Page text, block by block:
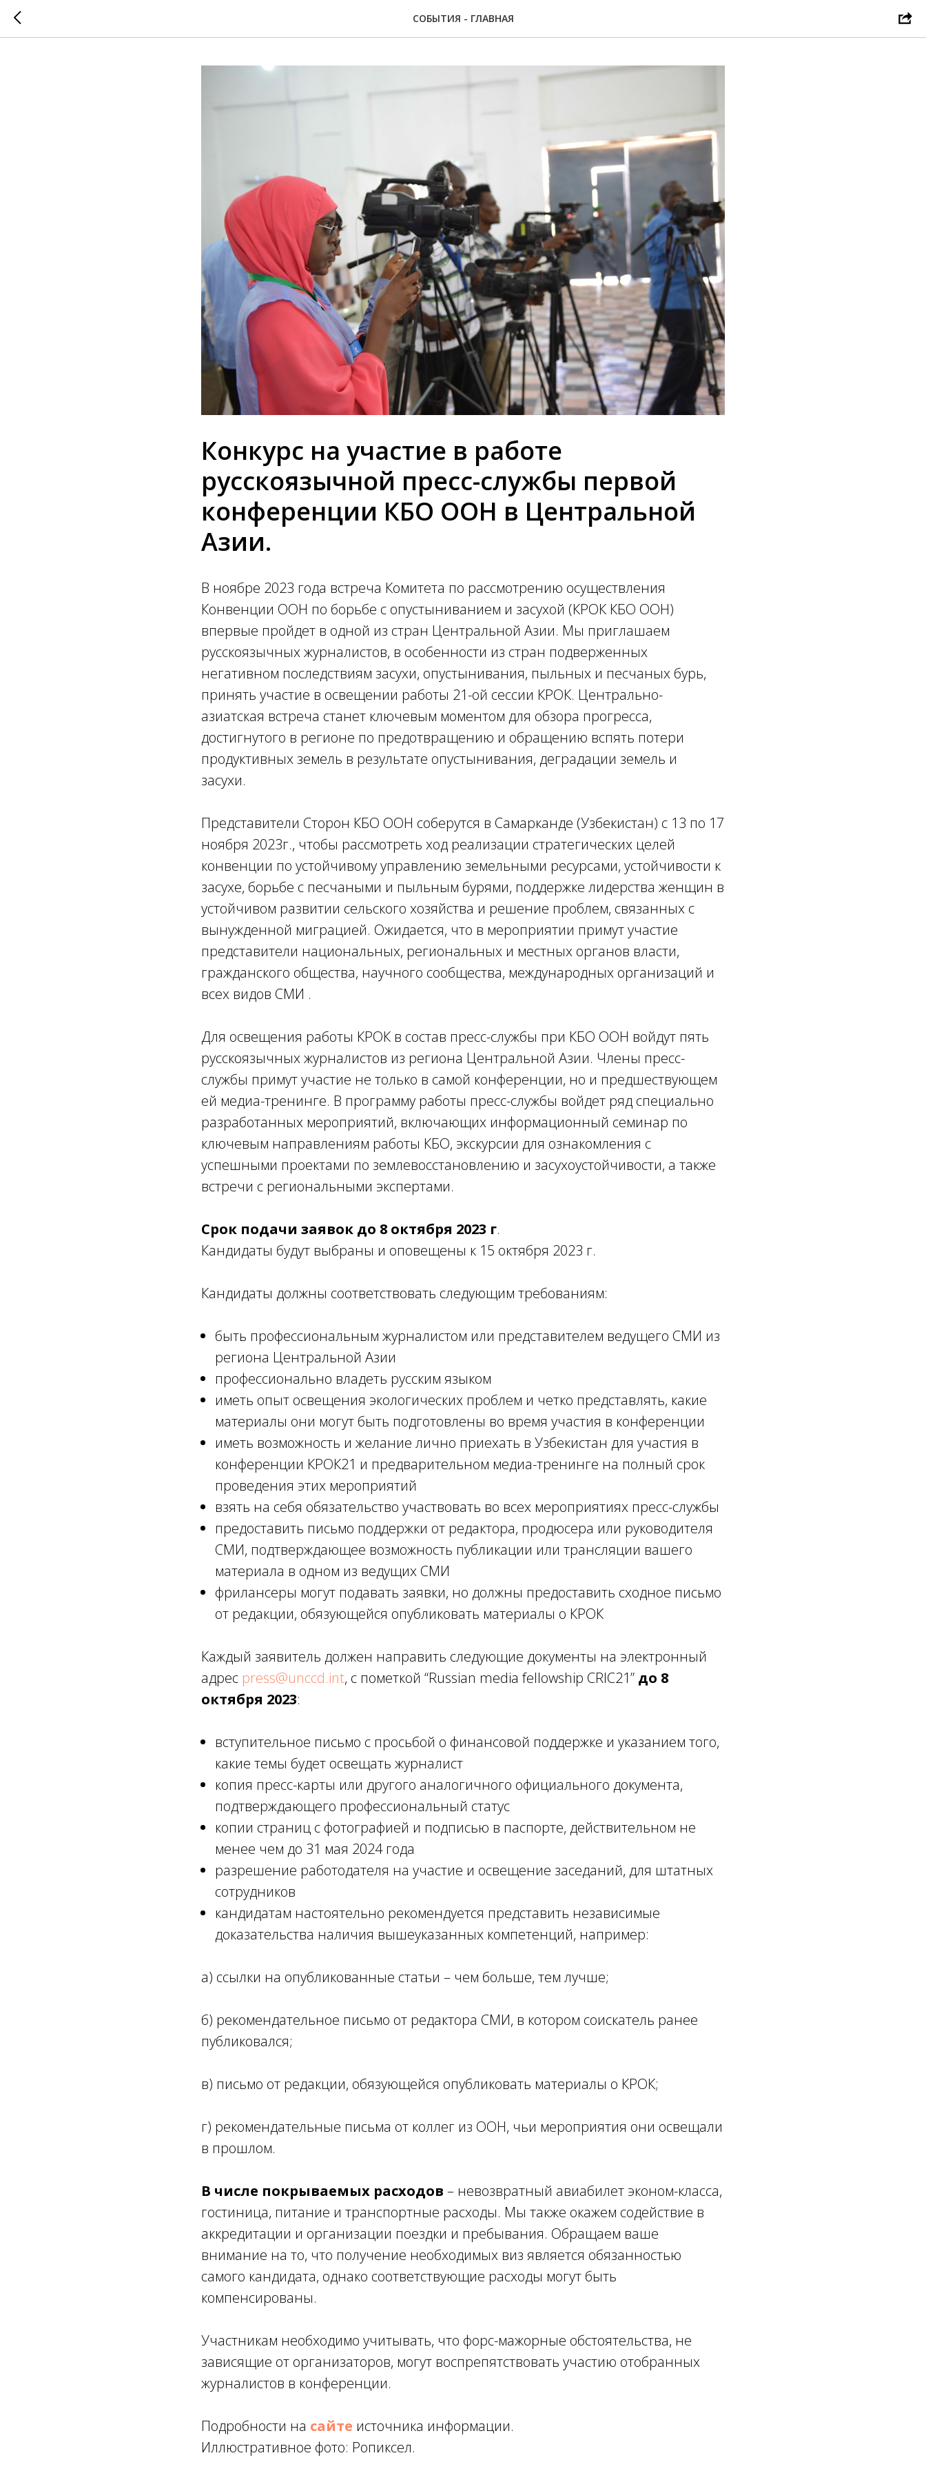
СОБЫТИЯ - ГЛАВНАЯ
Конкурс на участие в работе
русскоязычной пресс-службы первой
конференции КБО ООН в Центральной
Азии.
В ноябре 2023 года встреча Комитета по рассмотрению осуществления
Конвенции ООН по борьбе с опустыниванием и засухой (КРОК КБО ООН)
впервые пройдет в одной из стран Центральной Азии. Мы приглашаем
русскоязычных журналистов, в особенности из стран подверженных
негативном последствиям засухи, опустынивания, пыльных и песчаных бурь,
принять участие в освещении работы 21-ой сессии КРОК. Центрально-
азиатская встреча станет ключевым моментом для обзора прогресса,
достигнутого в регионе по предотвращению и обращению вспять потери
продуктивных земель в результате опустынивания, деградации земель и
засухи.
Представители Сторон КБО ООН соберутся в Самарканде (Узбекистан) с 13 по 17
ноября 2023г., чтобы рассмотреть ход реализации стратегических целей
конвенции по устойчивому управлению земельными ресурсами, устойчивости к
засухе, борьбе с песчаными и пыльным бурями, поддержке лидерства женщин в
устойчивом развитии сельского хозяйства и решение проблем, связанных с
вынужденной миграцией. Ожидается, что в мероприятии примут участие
представители национальных, региональных и местных органов власти,
гражданского общества, научного сообщества, международных организаций и
всех видов СМИ .
Для освещения работы КРОК в состав пресс-службы при КБО OОН войдут пять
русскоязычных журналистов из региона Центральной Азии. Члены пресс-
службы примут участие не только в самой конференции, но и предшествующем
ей медиа-тренинге. В программу работы пресс-службы войдет ряд специально
разработанных мероприятий, включающих информационный семинар по
ключевым направлениям работы КБО, экскурсии для ознакомления с
успешными проектами по землевосстановлению и засухоустойчивости, а также
встречи с региональными экспертами.
Срок подачи заявок до 8 октября 2023 г.
Кандидаты будут выбраны и оповещены к 15 октября 2023 г.
Кандидаты должны соответствовать следующим требованиям:
быть профессиональным журналистом или представителем ведущего СМИ из
региона Центральной Азии
профессионально владеть русским языком
иметь опыт освещения экологических проблем и четко представлять, какие
материалы они могут быть подготовлены во время участия в конференции
иметь возможность и желание лично приехать в Узбекистан для участия в
конференции КРОК21 и предварительном медиа-тренинге на полный срок
проведения этих мероприятий
взять на себя обязательство участвовать во всех мероприятиях пресс-службы
предоставить письмо поддержки от редактора, продюсера или руководителя
СМИ, подтверждающее возможность публикации или трансляции вашего
материала в одном из ведущих СМИ
фрилансеры могут подавать заявки, но должны предоставить сходное письмо
от редакции, обязующейся опубликовать материалы о КРОК
Каждый заявитель должен направить следующие документы на электронный
адрес press@unccd.int, с пометкой “Russian media fellowship CRIC21” до 8
октября 2023:
вступительное письмо с просьбой о финансовой поддержке и указанием того,
какие темы будет освещать журналист
копия пресс-карты или другого аналогичного официального документа,
подтверждающего профессиональный статус
копии страниц с фотографией и подписью в паспорте, действительном не
менее чем до 31 мая 2024 года
разрешение работодателя на участие и освещение заседаний, для штатных
сотрудников
кандидатам настоятельно рекомендуется представить независимые
доказательства наличия вышеуказанных компетенций, например:
a) ссылки на опубликованные статьи – чем больше, тем лучше;
б) рекомендательное письмо от редактора СМИ, в котором соискатель ранее
публиковался;
в) письмо от редакции, обязующейся опубликовать материалы о КРОК;
г) рекомендательные письма от коллег из ООН, чьи мероприятия они освещали
в прошлом.
В числе покрываемых расходов – невозвратный авиабилет эконом-класса,
гостиница, питание и транспортные расходы. Мы также окажем содействие в
аккредитации и организации поездки и пребывания. Обращаем ваше
внимание на то, что получение необходимых виз является обязанностью
самого кандидата, однако соответствующие расходы могут быть
компенсированы.
Участникам необходимо учитывать, что форс-мажорные обстоятельства, не
зависящие от организаторов, могут воспрепятствовать участию отобранных
журналистов в конференции.
Подробности на сайте источника информации.
Иллюстративное фото: Ропиксел.